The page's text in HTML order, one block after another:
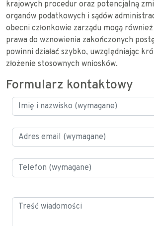
krajowych procedur oraz potencjalną
organów podatkowych i sądów
obecni członkowie zarządu mogą
prawa do wznowienia zakończonych
powinni działać szybko, uwzględniając
złożenie stosownych wniosków.
Formularz kontaktowy